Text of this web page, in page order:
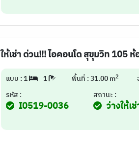
ให้เช่า ด่วน!!! ไอคอนโด สุขุมวิท 105
แบบ : 1 1 พื้นที่ : 31.00 m2
รหัส :
I0519-0036
สถานะ :
ว่างให้เ